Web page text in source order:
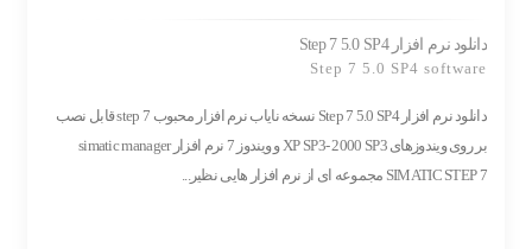
دانلود نرم افزار Step 7 5.0 SP4
Step 7 5.0 SP4 software
دانلود نرم افزار Step 7 5.0 SP4 نسخه نایاب نرم افزار محبوب step 7 قابل نصب
بر روی ویندوزهای XP SP3- 2000 SP3 و ویندوز 7 نرم افزار simatic manager
SIMATIC STEP 7 مجموعه ای از نرم افزار هایی نظیر...